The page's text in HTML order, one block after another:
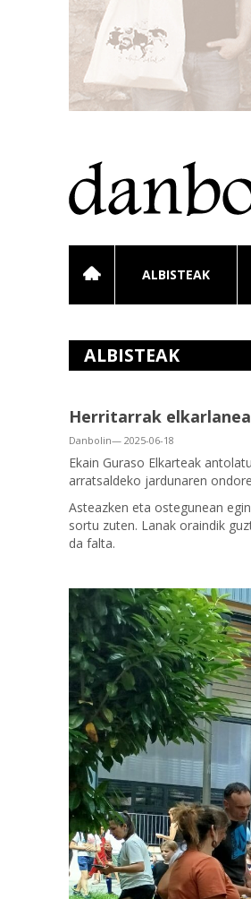
ALBISTEAK
ALBISTEAK
Herritarrak
Danbolin— 2025-06-18
Ekain Guraso Elkarteak
arratsaldeko jardunaren
Asteazken eta ostegunean
sortu zuten. Lanak oraindik
da falta.